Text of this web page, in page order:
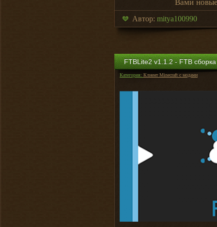
Вами
Автор: mitya100990
FTBLite2 v1.1.2 - FTB
Категория: Клиент Minecraft с модами